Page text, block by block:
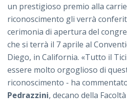
un prestigioso premio alla
riconoscimento gli verrà
cerimonia di apertura del
che si terrà il 7 aprile al
Diego, in California. «Tutto il
essere molto orgoglioso di
riconoscimento - ha
Pedrazzini, decano della